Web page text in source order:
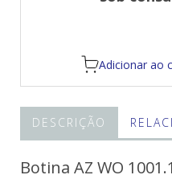
Adicionar ao
DESCRIÇÃO
Botina AZ WO